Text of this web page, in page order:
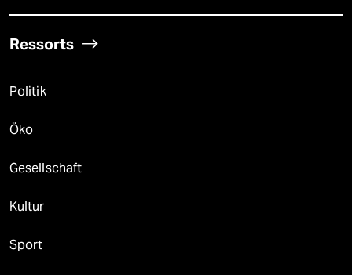
Ressorts
Politik
Öko
Gesellschaft
Kultur
Sport